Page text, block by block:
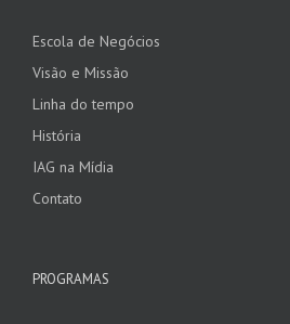
Escola de Negócios
Visão e Missão
Linha do tempo
História
IAG na Mídia
Contato
PROGRAMAS